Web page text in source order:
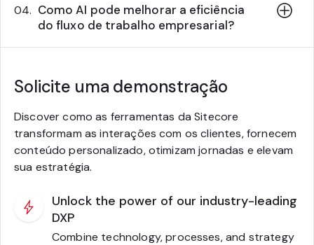
04. Como AI pode melhorar a eficiência
do fluxo de trabalho empresarial?
Solicite uma demonstração
Discover como as ferramentas da Sitecore
transformam as interações com os clientes, fornecem
conteúdo personalizado, otimizam jornadas e elevam
sua estratégia.
Unlock the power of our industry-leading
DXP
Combine technology, processes, and strategy